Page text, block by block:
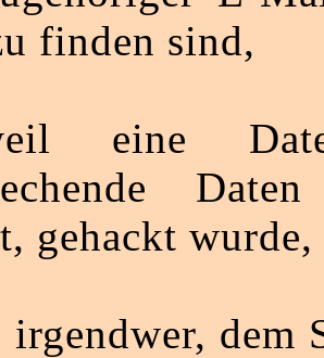
finden sind,
eine
gehackt wurde,
dem